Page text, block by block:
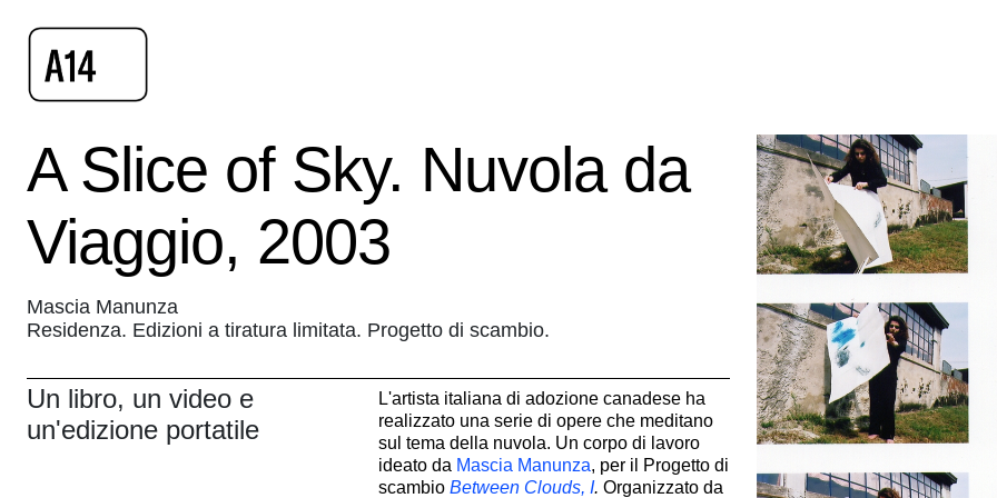
A Slice of Sky. Nuvola da
Viaggio, 2003
Mascia Manunza
Residenza. Edizioni a tiratura limitata. Progetto di scambio.
Un libro, un video e
un'edizione portatile
L'artista italiana di adozione canadese ha
realizzato una serie di opere che meditano
sul tema della nuvola. Un corpo di lavoro
ideato da Mascia Manunza, per il Progetto di
scambio Between Clouds, I. Organizzato da